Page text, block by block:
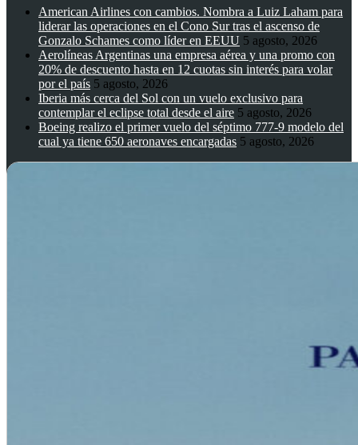
American Airlines con cambios. Nombra a Luiz Laham para
liderar las operaciones en el Cono Sur tras el ascenso de
Gonzalo Schames como líder en EEUU 5 agosto, 2026
Aerolíneas Argentinas una empresa aérea y una promo con
20% de descuento hasta en 12 cuotas sin interés para volar
por el país 5 agosto, 2026
Iberia más cerca del Sol con un vuelo exclusivo para
contemplar el eclipse total desde el aire 5 agosto, 2026
Boeing realizo el primer vuelo del séptimo 777-9 modelo del
cual ya tiene 650 aeronaves encargadas 5 agosto, 2026